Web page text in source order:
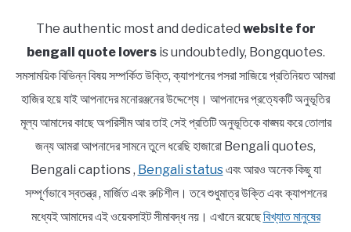
The authentic most and dedicated website for
bengali quote loversis undoubtedly, Bongquotes.
সমসাময়িক বিভিন্ন বিষয় সম্পর্কিত উক্তি, ক্যাপশনের পসরা সাজিয়ে প্রতিনিয়ত আমরা
হাজির হয়ে যাই আপনাদের মনোরঞ্জনের উদ্দেশ্যে। আপনাদের প্রত্যেকটি অনুভূতির
মূল্য আমাদের কাছে অপরিসীম আর তাই সেই প্রতিটি অনুভূতিকে বাঙ্ময় করে তোলার
জন্য আমরা আপনাদের সামনে তুলে ধরেছি হাজারো Bengali quotes,
Bengali captions , Bengali statusএবং আরও অনেক কিছু যা
সম্পূর্ণভাবে স্বতন্ত্র , মার্জিত এবং রুচিশীল। তবে শুধুমাত্র উক্তি এবং ক্যাপশনের
মধ্যেই আমাদের এই ওয়েবসাইট সীমাবদ্ধ নয়। এখানে রয়েছেবিখ্যাত মানুষের